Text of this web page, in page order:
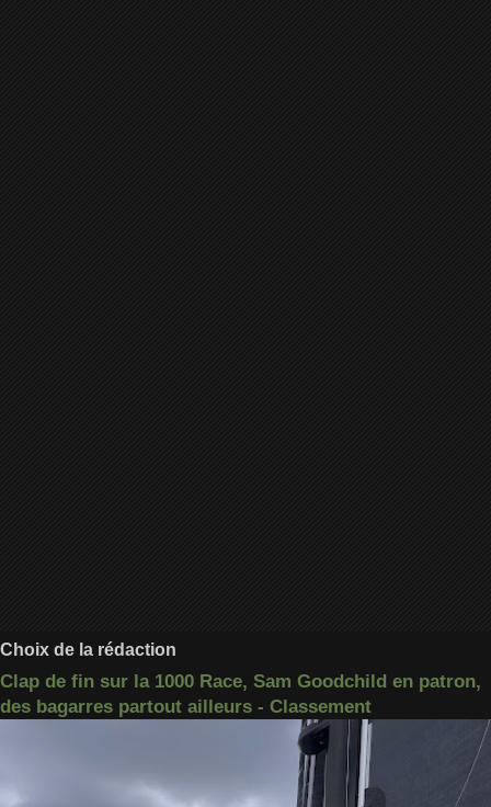
Choix de la rédaction
Clap de fin sur la 1000 Race, Sam Goodchild en patron,
des bagarres partout ailleurs - Classement